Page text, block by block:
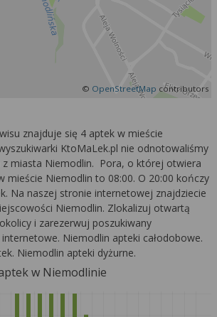
© OpenStreetMap contributors
znajduje się 4 aptek w mieście
KtoMaLek.pl nie odnotowaliśmy
z miasta Niemodlin. Pora, o której otwiera
mieście Niemodlin to 08:00. O 20:00 kończy
Na naszej stronie internetowej znajdziecie
Niemodlin. Zlokalizuj otwartą
i zarezerwuj poszukiwany
Niemodlin apteki całodobowe.
Niemodlin apteki dyżurne.
w Niemodlinie